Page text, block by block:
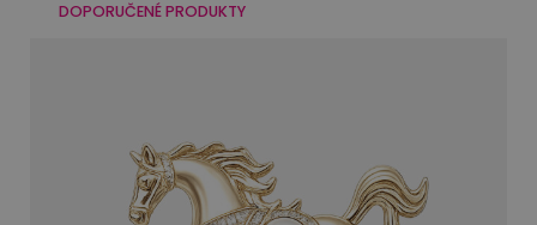
DOPORUČENÉ PRODUKTY